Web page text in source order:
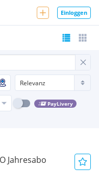
Einloggen
PayLivery
Jahresabo